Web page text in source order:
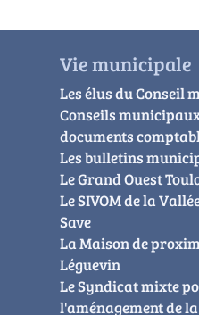
Vie municipale
Les élus du Conseil
Conseils
documents
Les bulletins
Le Grand Ouest
Le SIVOM de la
Save
La Maison de
Léguevin
Le Syndicat mixte
l'aménagement de